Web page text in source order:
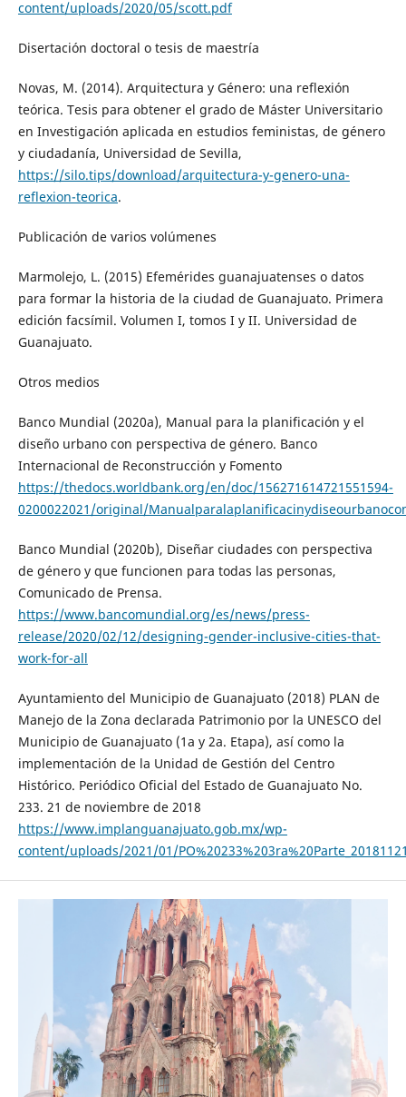
content/uploads/2020/05/scott.pdf
Disertación doctoral o tesis de maestría
Novas, M. (2014). Arquitectura y Género: una reflexión
teórica. Tesis para obtener el grado de Máster Universitario
en Investigación aplicada en estudios feministas, de género
y ciudadanía, Universidad de Sevilla,
https://silo.tips/download/arquitectura-y-genero-una-
reflexion-teorica.
Publicación de varios volúmenes
Marmolejo, L. (2015) Efemérides guanajuatenses o datos
para formar la historia de la ciudad de Guanajuato. Primera
edición facsímil. Volumen I, tomos I y II. Universidad de
Guanajuato.
Otros medios
Banco Mundial (2020a), Manual para la planificación y el
diseño urbano con perspectiva de género. Banco
Internacional de Reconstrucción y Fomento
https://thedocs.worldbank.org/en/doc/156271614721551594-
0200022021/original/
Banco Mundial (2020b), Diseñar ciudades con perspectiva
de género y que funcionen para todas las personas,
Comunicado de Prensa.
https://www.bancomundial.org/es/news/press-
release/2020/02/12/designing-gender-inclusive-cities-that-
work-for-all
Ayuntamiento del Municipio de Guanajuato (2018) PLAN de
Manejo de la Zona declarada Patrimonio por la UNESCO del
Municipio de Guanajuato (1a y 2a. Etapa), así como la
implementación de la Unidad de Gestión del Centro
Histórico. Periódico Oficial del Estado de Guanajuato No.
233. 21 de noviembre de 2018
https://www.implanguanajuato.gob.mx/wp-
content/uploads/2021/01/